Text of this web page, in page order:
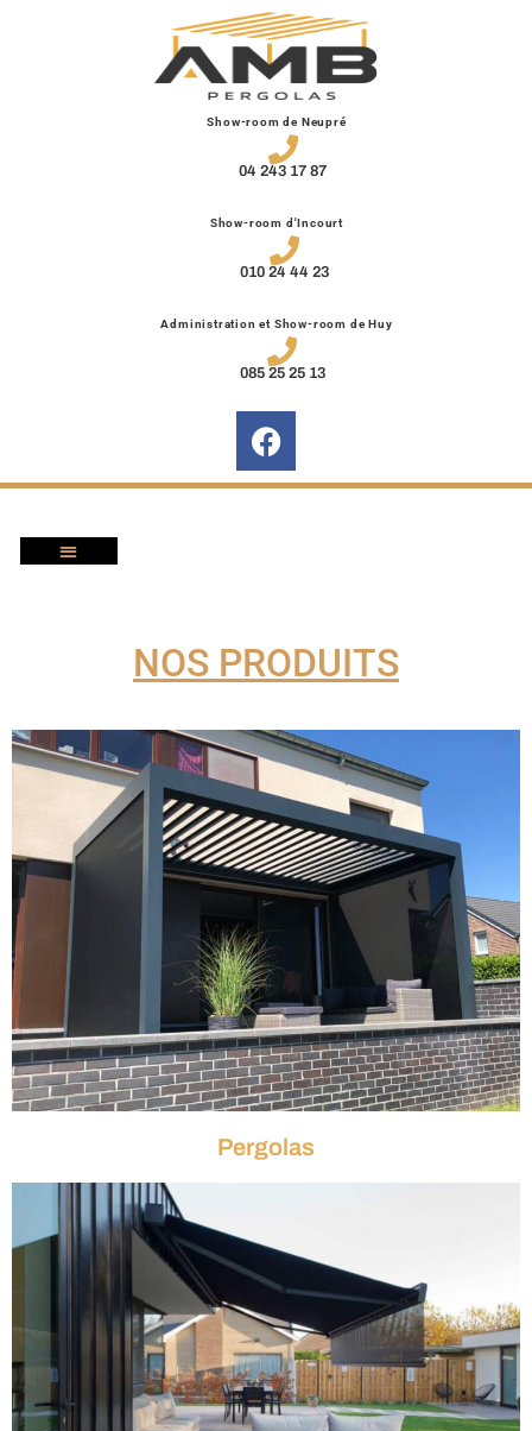
Show-room de Neupré
04 243 17 87
Show-room d'Incourt
010 24 44 23
Administration et Show-room de Huy
085 25 25 13
NOS PRODUITS
Pergolas